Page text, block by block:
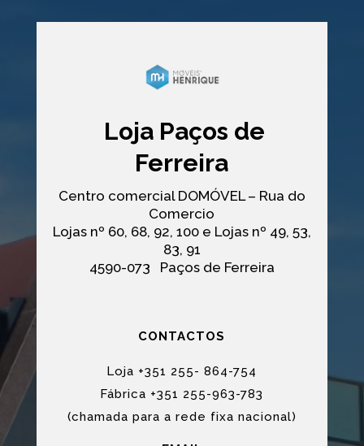
Loja Paços de
Ferreira
Centro comercial DOMÓVEL – Rua do
Comercio
Lojas nº 60, 68, 92, 100 e Lojas nº 49, 53,
83, 91
4590-073 Paços de Ferreira
CONTACTOS
Loja +351 255- 864-754
Fábrica +351 255-963-783
(chamada para a rede fixa nacional)